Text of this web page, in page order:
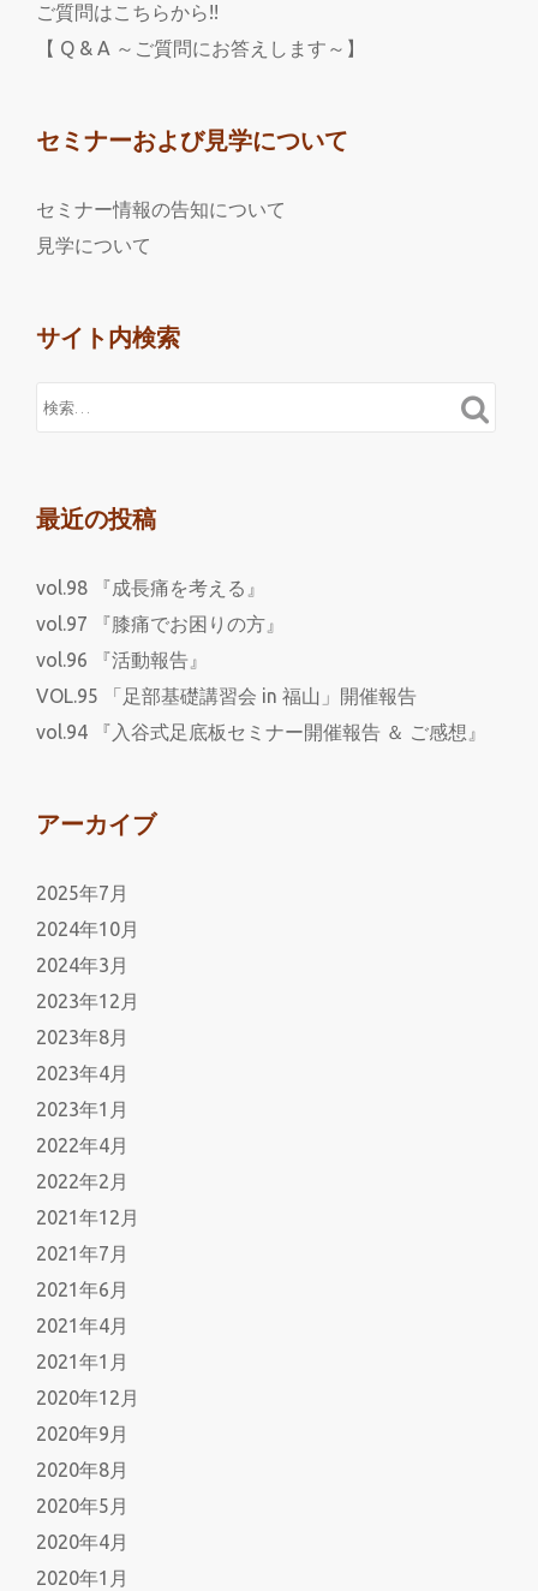
ご質問はこちらから!!
【 Q & A ～ご質問にお答えします～】
セミナーおよび見学について
セミナー情報の告知について
見学について
サイト内検索
最近の投稿
vol.98 『成長痛を考える』
vol.97 『膝痛でお困りの方』
vol.96 『活動報告』
VOL.95 「足部基礎講習会 in 福山」開催報告
vol.94 『入谷式足底板セミナー開催報告 ＆ ご感想』
アーカイブ
2025年7月
2024年10月
2024年3月
2023年12月
2023年8月
2023年4月
2023年1月
2022年4月
2022年2月
2021年12月
2021年7月
2021年6月
2021年4月
2021年1月
2020年12月
2020年9月
2020年8月
2020年5月
2020年4月
2020年1月